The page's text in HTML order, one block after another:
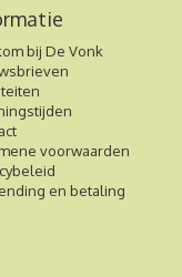
bij De Vonk
voorwaarden
en betaling